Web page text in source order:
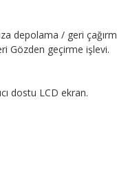
depolama / geri
Gözden geçirme işlevi.
dostu LCD ekran.